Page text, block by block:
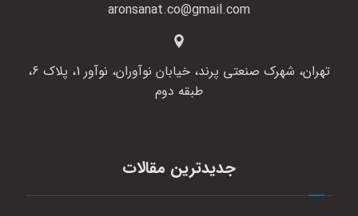
aronsanat.co@gmail.com
تهران، شهرک صنعتی پرند، خیابان نوآوران، نوآور 1، پلاک 6،
طبقه دوم
جدیدترین مقالات